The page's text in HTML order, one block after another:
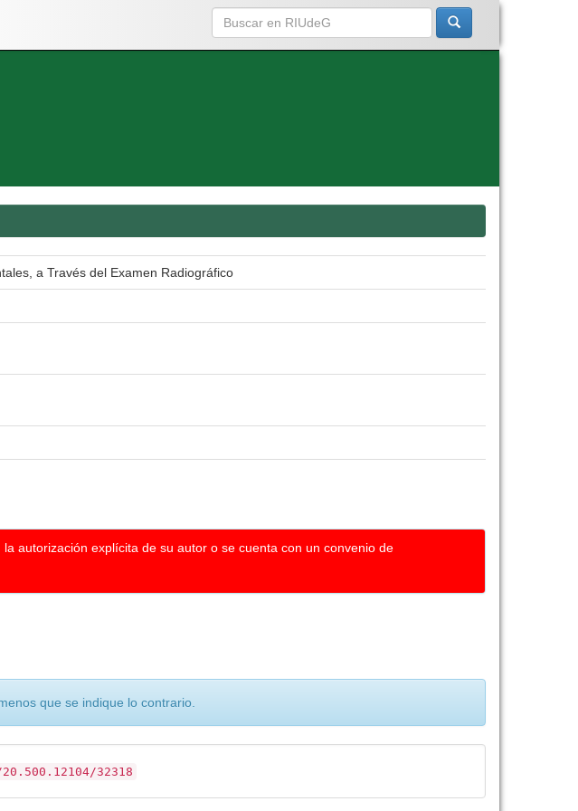
a Través del Examen Radiográfico
autorización explícita de su autor o se cuenta con un convenio de
que se indique lo contrario.
32318